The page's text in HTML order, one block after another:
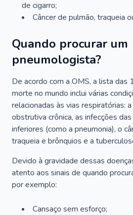
de cigarro;
Câncer de pulmão, traqueia
Quando procurar um
pneumologista?
De acordo com a OMS, a lista das
morte no mundo inclui várias
relacionadas às vias respiratórias:
obstrutiva crônica, as infecções
inferiores (como a pneumonia), o
traqueia e brônquios e a
Devido à gravidade dessas
atento aos sinais de quando
por exemplo:
Cansaço sem esforço;